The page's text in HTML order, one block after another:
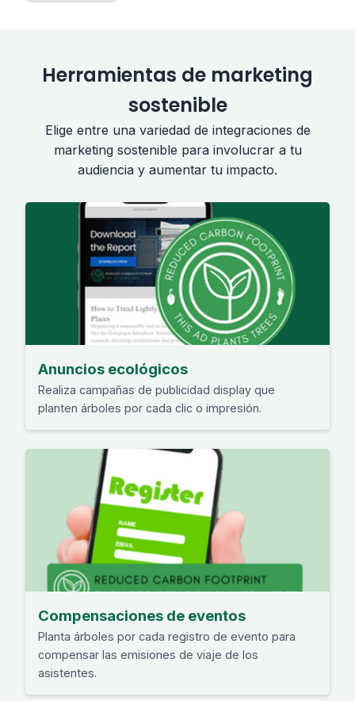
Herramientas de marketing
sostenible
Elige entre una variedad de integraciones de
marketing sostenible para involucrar a tu
audiencia y aumentar tu impacto.
Anuncios ecológicos
Realiza campañas de publicidad display que
planten árboles por cada clic o impresión.
Compensaciones de eventos
Planta árboles por cada registro de evento para
compensar las emisiones de viaje de los
asistentes.